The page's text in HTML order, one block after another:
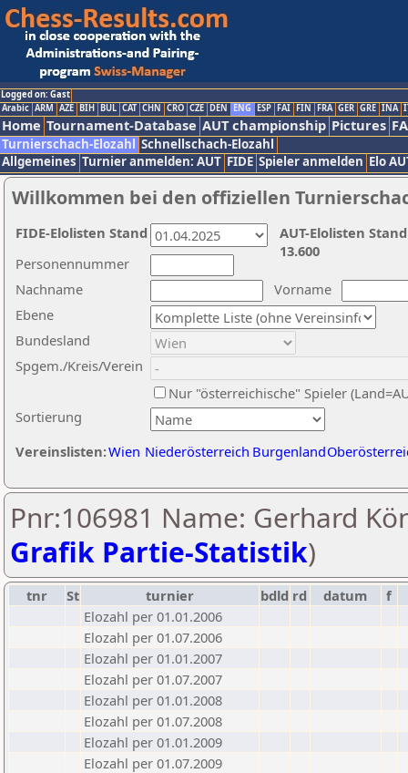
Logged on: Gast
Arabic ARM AZE BIH BUL CAT CHN CRO CZE DEN ENG ESP FAI FIN FRA GER GRE INA
Home Tournament-Database AUT championship Pictures
Turnierschach-Elozahl Schnellschach-Elozahl
Allgemeines Turnier anmelden: AUT FIDE Spieler anmelden Elo
Willkommen bei den offiziellen
Nachname
Vorname
Ebene
Sortierung
Personennummer
Bundesland
Spgem./Kreis/Verein
Nur "österreichische" Spieler
Vereinslisten:Wien Niederösterreich Burgenland
AUT-Elolisten
13.600
FIDE-Elolisten Stand
Pnr:106981 Name: Gerhard
Grafik Partie-Statistik)
tnr St turnier bdld rd datum
f
Elozahl per 01.01.2006
Elozahl per 01.07.2006
Elozahl per 01.01.2007
Elozahl per 01.07.2007
Elozahl per 01.01.2008
Elozahl per 01.07.2008
Elozahl per 01.01.2009
Elozahl per 01.07.2009